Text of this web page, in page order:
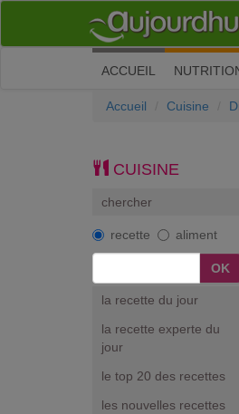
ACCUEIL (current)
Accueil Cuisine
CUISINE
chercher
recette aliment
la recette du jour
la recette experte du
jour
le top 20 des recettes
les nouvelles recettes